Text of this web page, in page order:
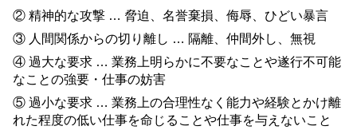
② 精神的な攻撃 … 脅迫、名誉棄損、侮辱、ひどい暴言
③ 人間関係からの切り離し … 隔離、仲間外し、無視
④ 過大な要求 … 業務上明らかに不要なことや遂行不可能
なことの強要・仕事の妨害
⑤ 過小な要求 … 業務上の合理性なく能力や経験とかけ離
れた程度の低い仕事を命じることや仕事を与えないこと